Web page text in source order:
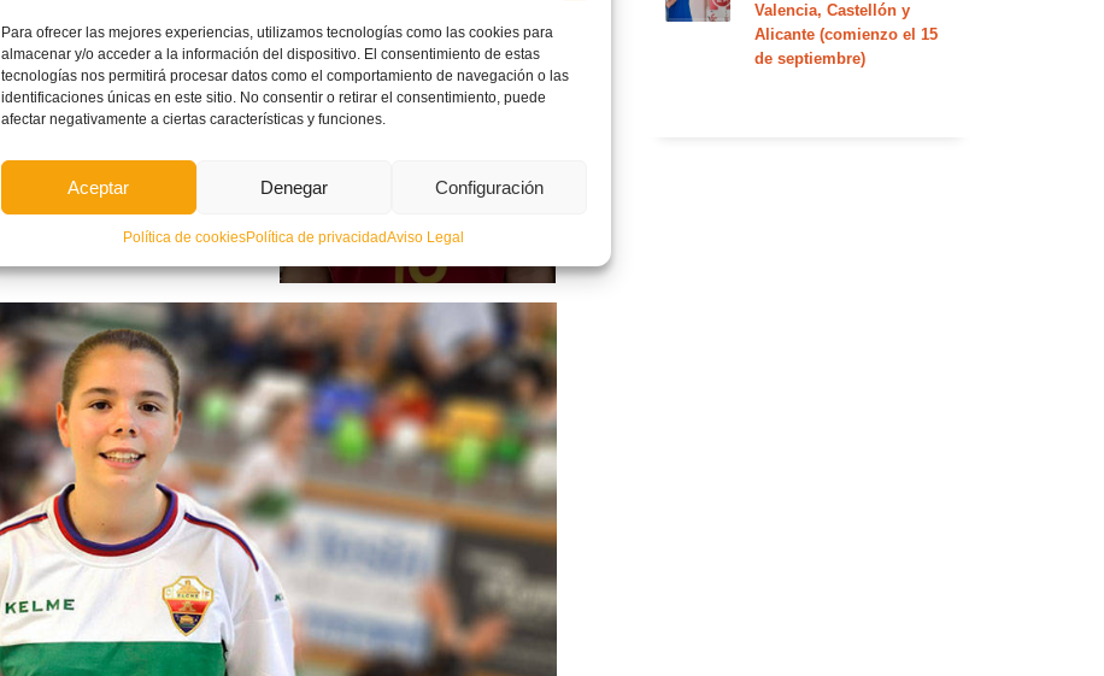
Para ofrecer las mejores experiencias, utilizamos tecnologías como las cookies para
almacenar y/o acceder a la información del dispositivo. El consentimiento de estas
tecnologías nos permitirá procesar datos como el comportamiento de navegación o las
identificaciones únicas en este sitio. No consentir o retirar el consentimiento, puede
afectar negativamente a ciertas características y funciones.
Aceptar Denegar Configuración
Política de cookiesPolítica de privacidadAviso Legal
Sara Navalón
Valencia, Castellón y
Alicante (comienzo el 15
de septiembre)